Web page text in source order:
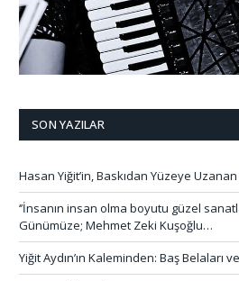
SON YAZILAR
Hasan Yiğit’in, Baskıdan Yüzeye
‘’İnsanın insan olma boyutu güzel
Günümüze; Mehmet Zeki Kuşoğlu…
Yiğit Aydın’ın Kaleminden: Baş Belaları